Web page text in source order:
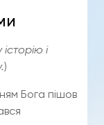
і
)
Бога пішов